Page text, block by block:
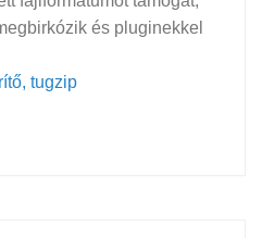
és pluginekkel
tugzip